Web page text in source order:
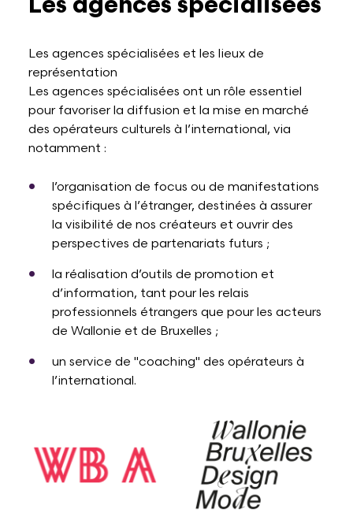
Les agences spécialisées et les lieux de
représentation
Les agences spécialisées ont un rôle essentiel
pour favoriser la diffusion et la mise en marché
des opérateurs culturels à l’international, via
notamment :
l’organisation de focus ou de manifestations
spécifiques à l’étranger, destinées à assurer
la visibilité de nos créateurs et ouvrir des
perspectives de partenariats futurs ;
la réalisation d’outils de promotion et
d’information, tant pour les relais
professionnels étrangers que pour les acteurs
de Wallonie et de Bruxelles ;
un service de "coaching" des opérateurs à
l’international.